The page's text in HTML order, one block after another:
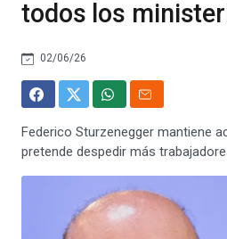
todos los
02/06/26
Federico Sturzenegger mantiene
pretende despedir más